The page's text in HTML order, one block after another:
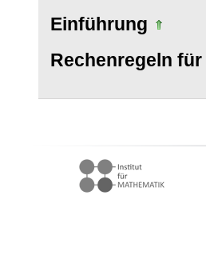
Einführung
Rechenregeln